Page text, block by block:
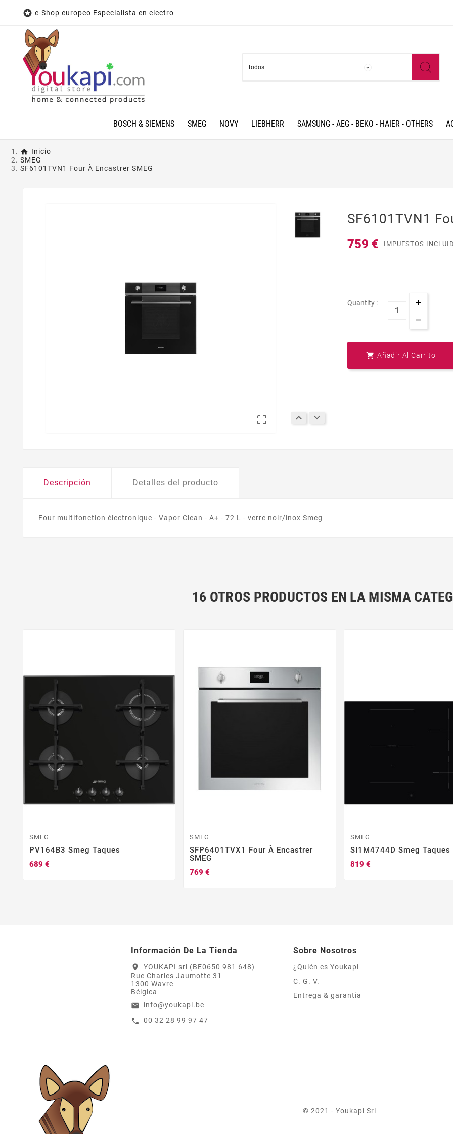
 e-Shop europeo Especialista en electro
BOSCH & SIEMENS SMEG NOVY LIEBHERR SAMSUNG - AEG - BEKO - HAIER - OTHERS
Inicio
SMEG
SF6101TVN1 Four À Encastrer SMEG
  
SF6101TVN1
759 € IMPUESTOS
Quantity :
 Añadir Al Carrito
Descripción Detalles del producto
Four multifonction électronique - Vapor Clean - A+ - 72 L - verre noir/inox Smeg
16 OTROS PRODUCTOS EN LA MISMA
SMEG
PV164B3 Smeg Taques
689 €
SMEG
SFP6401TVX1 Four À Encastrer
SMEG
769 €
SMEG
SI1M4744D Smeg Taques
819 €
Información De La Tienda
location_on
YOUKAPI srl (BE0650 981 648)
Rue Charles Jaumotte 31
1300 Wavre
Bélgica
email info@youkapi.be
call 00 32 28 99 97 47
Sobre Nosotros
¿Quién es Youkapi
C. G. V.
Entrega & garantia
© 2021 - Youkapi Srl